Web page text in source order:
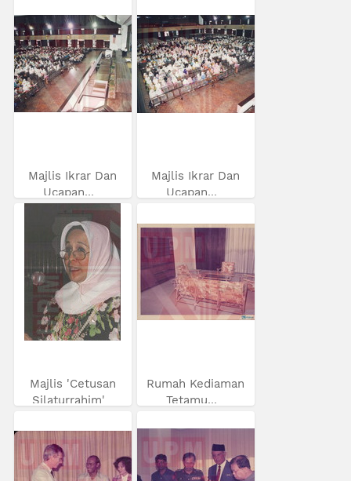
Majlis Ikrar Dan
Ucapan...
Majlis Ikrar Dan
Ucapan...
Majlis 'Cetusan
Silaturrahim'
Rumah Kediaman
Tetamu...